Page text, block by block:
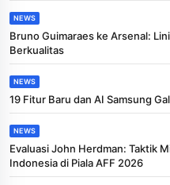
NEWS
Bruno Guimaraes ke Arsenal:
Berkualitas
NEWS
19 Fitur Baru dan AI Samsung
NEWS
Evaluasi John Herdman: Taktik
Indonesia di Piala AFF 2026